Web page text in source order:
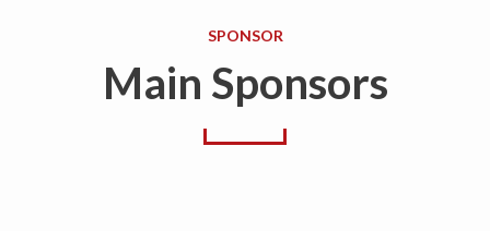
SPONSOR
Main Sponsors